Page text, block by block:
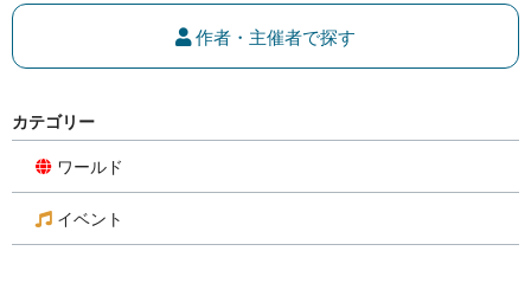
作者・主催者で探す
カテゴリー
ワールド
イベント